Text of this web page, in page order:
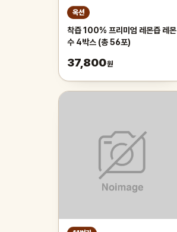
옥션
착즙 100% 프리미엄 레몬즙 레몬
수 4박스 (총 56포)
37,800원